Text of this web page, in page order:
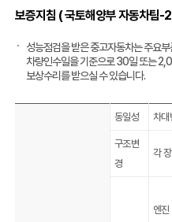
보증지침 ( 국토해양부 자동차
성능점검을 받은 중고자동차는 주요
차량인수일을 기준으로 30일 또는
보상수리를 받으실 수 있습니다.
동일성 차대
구조변
경
각
엔진